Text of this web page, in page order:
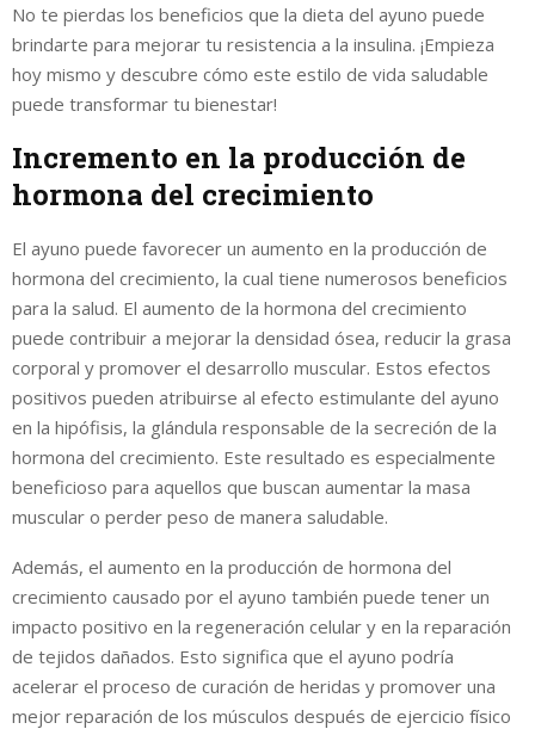
No te pierdas los beneficios que la dieta del ayuno puede
brindarte para mejorar tu resistencia a la insulina. ¡Empieza
hoy mismo y descubre cómo este estilo de vida saludable
puede transformar tu bienestar!
Incremento en la producción de
hormona del crecimiento
El ayuno puede favorecer un aumento en la producción de
hormona del crecimiento, la cual tiene numerosos beneficios
para la salud. El aumento de la hormona del crecimiento
puede contribuir a mejorar la densidad ósea, reducir la grasa
corporal y promover el desarrollo muscular. Estos efectos
positivos pueden atribuirse al efecto estimulante del ayuno
en la hipófisis, la glándula responsable de la secreción de la
hormona del crecimiento. Este resultado es especialmente
beneficioso para aquellos que buscan aumentar la masa
muscular o perder peso de manera saludable.
Además, el aumento en la producción de hormona del
crecimiento causado por el ayuno también puede tener un
impacto positivo en la regeneración celular y en la reparación
de tejidos dañados. Esto significa que el ayuno podría
acelerar el proceso de curación de heridas y promover una
mejor reparación de los músculos después de ejercicio físico